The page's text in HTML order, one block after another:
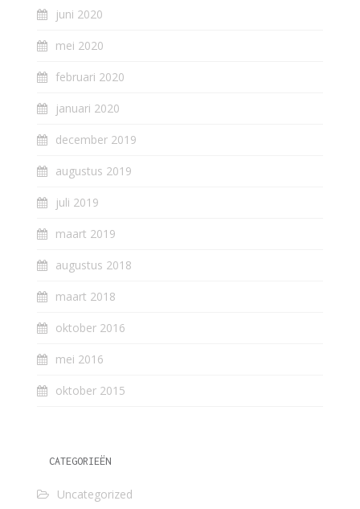
juni 2020
mei 2020
februari 2020
januari 2020
december 2019
augustus 2019
juli 2019
maart 2019
augustus 2018
maart 2018
oktober 2016
mei 2016
oktober 2015
CATEGORIEËN
Uncategorized